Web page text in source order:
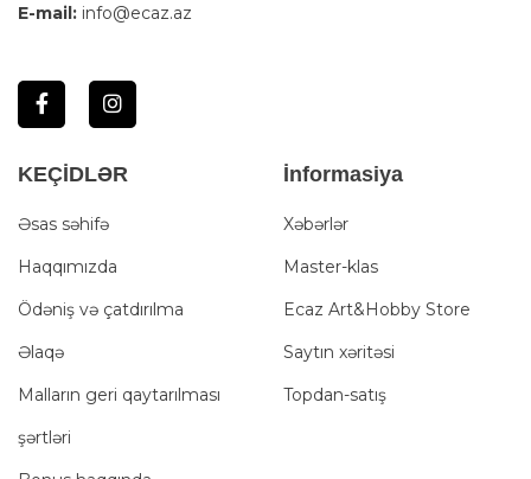
E-mail: info@ecaz.az
KEÇİDLƏR
Əsas səhifə
Haqqımızda
Ödəniş və çatdırılma
Əlaqə
Malların geri qaytarılması
şərtləri
İnformasiya
Xəbərlər
Master-klas
Ecaz Art&Hobby Store
Saytın xəritəsi
Topdan-satış